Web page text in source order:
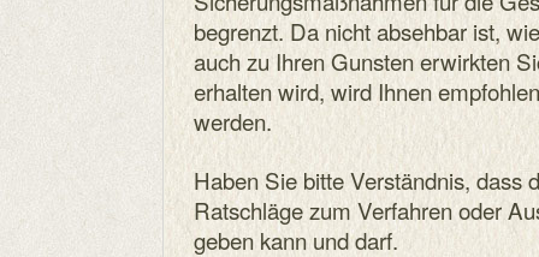
begrenzt. Da nicht absehbar ist,
auch zu Ihren Gunsten erwirkten
erhalten wird, wird Ihnen
werden.
Haben Sie bitte Verständnis, dass
Ratschläge zum Verfahren oder
geben kann und darf.